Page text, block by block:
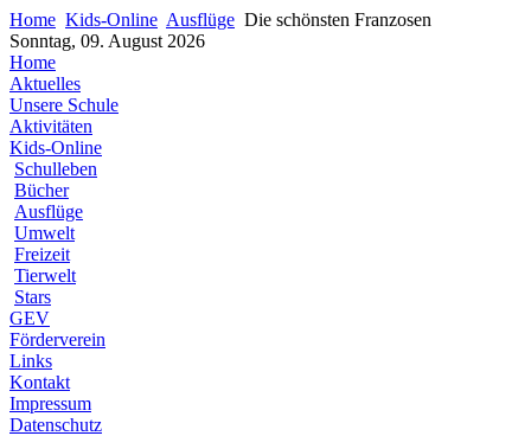
Home Kids-Online Ausflüge Die schönsten Franzosen
Sonntag, 09. August 2026
Home
Aktuelles
Unsere Schule
Aktivitäten
Kids-Online
Schulleben
Bücher
Ausflüge
Umwelt
Freizeit
Tierwelt
Stars
GEV
Förderverein
Links
Kontakt
Impressum
Datenschutz